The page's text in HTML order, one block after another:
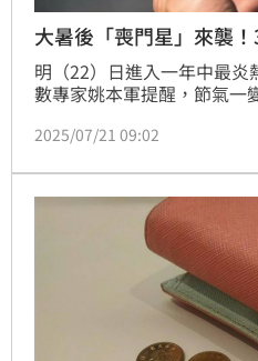
大暑後「喪門星」來襲
明（22）日進入一年中最
數專家姚本軍提醒，節氣一
別容易引動突發性事件，尤
羊、豬的朋友，近期容易在
情勢，千萬要提高警覺，預
2025/07/21 09:02